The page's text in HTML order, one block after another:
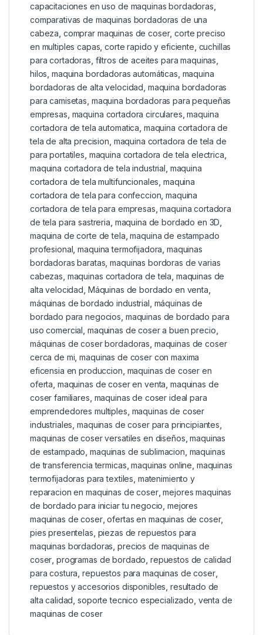
capacitaciones en uso de maquinas bordadoras
comparativas de maquinas bordadoras de una
cabeza comprar maquinas de coser,corte preciso
en multiples capas ,corte rapido y eficiente cuchillas
para cortadoras filtros de aceites para maquinas
hilos ,maquina bordadoras automáticas maquina
bordadoras de alta velocidad maquina bordadoras
para camisetas maquina bordadoras para pequeñas
empresas maquina cortadora circulares ,maquina
cortadora de tela automatica maquina cortadora de
tela de alta precision maquina cortadora de tela de
para portatiles maquina cortadora de tela electrica
maquina cortadora de tela industrial maquina
cortadora de tela multifuncionales maquina
cortadora de tela para confeccion ,maquina
cortadora de tela para empresas ,maquina cortadora
de tela para sastreria maquina de bordado en 3D
maquina de corte de tela ,maquina de estampado
profesional ,maquina termofijadora maquinas
bordadoras baratas ,maquinas bordoras de varias
cabezas maquinas cortadora de tela maquinas de
alta velocidad Máquinas de bordado en venta
máquinas de bordado industrial máquinas de
bordado para negocios maquinas de bordado para
uso comercial maquinas de coser a buen precio
máquinas de coser bordadoras maquinas de coser
cerca de mi ,maquinas de coser con maxima
eficensia en produccion maquinas de coser en
oferta maquinas de coser en venta ,maquinas de
coser familiares maquinas de coser ideal para
emprendedores multiples maquinas de coser
industriales ,maquinas de coser para principiantes
maquinas de coser versatiles en diseños ,maquinas
de estampado ,maquinas de sublimacion maquinas
de transferencia termicas ,maquinas online maquinas
termofijadoras para textiles matenimiento y
reparacion en maquinas de coser,mejores maquinas
de bordado para iniciar tu negocio mejores
maquinas de coser,ofertas en maquinas de coser,
pies presentelas piezas de repuestos para
maquinas bordadoras ,precios de maquinas de
coser ,programas de bordado repuestos de calidad
para costura ,repuestos para maquinas de coser,
repuestos y accesorios disponibles resultado de
alta calidad ,soporte tecnico especializado venta de
maquinas de coser